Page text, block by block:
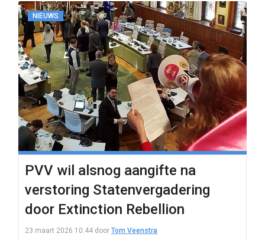
NIEUWS
PVV wil alsnog aangifte na
verstoring Statenvergadering
door Extinction Rebellion
23 maart 2026 10:44 door Tom Veenstra